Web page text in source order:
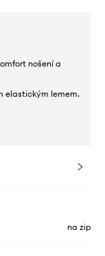
nošení a
elastickým lemem.
na zip